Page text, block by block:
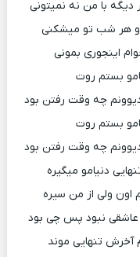
با من نه نمیتونی
هر شب تو میشکنی
اینجوری بمونی
بستم روت
چه وقت رفتن بود
بستم روت
چه وقت رفتن بود
دنیامو میگیره
ولی از من سیره
عاشقی نبود پس چی بود
تنهایی موند